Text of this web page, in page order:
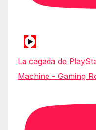
La cagada de
Machine - Gaming